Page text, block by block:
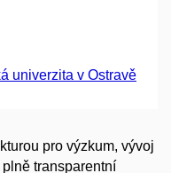
univerzita v Ostravě
pro výzkum, vývoj
transparentní